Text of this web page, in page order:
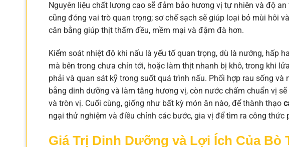
Nguyên liệu chất lượng cao sẽ đảm bảo hương vị tự nhiên và độ
cũng đóng vai trò quan trọng; sơ chế sạch sẽ giúp loại bỏ mùi hôi
cân bằng giúp thịt thấm đều, mềm mại và đậm đà hơn.
Kiểm soát nhiệt độ khi nấu là yếu tố quan trọng, dù là nướng, hấp
mà bên trong chưa chín tới, hoặc làm thịt nhanh bị khô, trong khi
phải và quan sát kỹ trong suốt quá trình nấu. Phối hợp rau sống
bằng dinh dưỡng và làm tăng hương vị, còn nước chấm chuẩn vị
và tròn vị. Cuối cùng, giống như bất kỳ món ăn nào, để thành thạo
ngại thử nghiệm và điều chỉnh các bước, gia vị để tìm ra công thức
Giá Trị Dinh Dưỡng và Lợi Ích Của Bò